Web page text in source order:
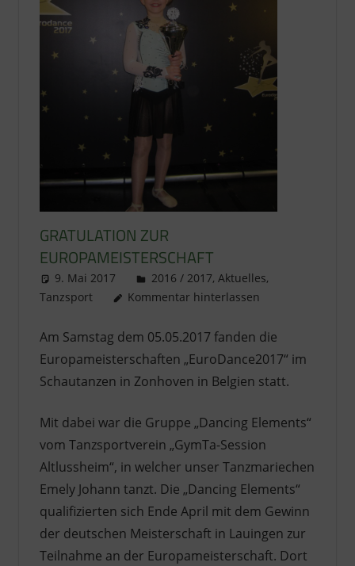
GRATULATION ZUR
EUROPAMEISTERSCHAFT
9. Mai 2017 literat@kikage.de
2016 / 2017, Aktuelles,
Tanzsport
Kommentar hinterlassen
Am Samstag dem 05.05.2017 fanden die
Europameisterschaften „EuroDance2017“ im
Schautanzen in Zonhoven in Belgien statt.
Mit dabei war die Gruppe „Dancing Elements“
vom Tanzsportverein „GymTa-Session
Altlussheim“, in welcher unser Tanzmariechen
Emely Johann tanzt. Die „Dancing Elements“
qualifizierten sich Ende April mit dem Gewinn
der deutschen Meisterschaft in Lauingen zur
Teilnahme an der Europameisterschaft. Dort